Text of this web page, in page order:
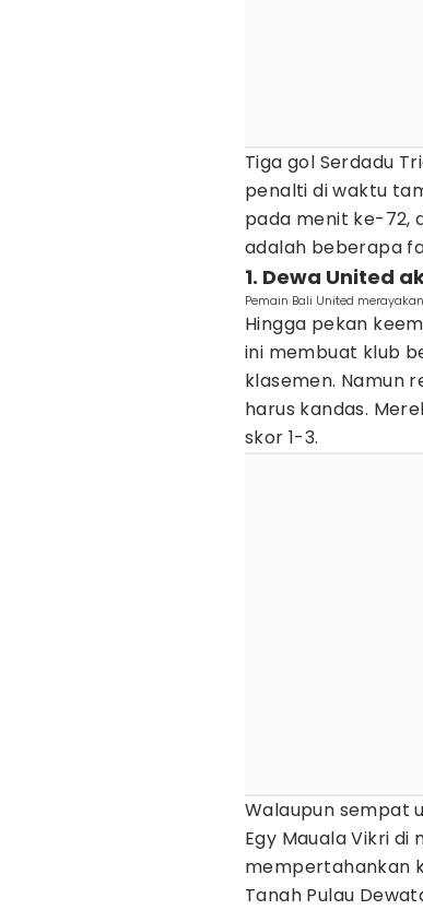
Tiga gol Serdadu
penalti di waktu
pada menit ke-72,
adalah beberapa
1. Dewa United
Pemain Bali United
Hingga pekan
ini membuat klub
klasemen. Namun
harus kandas.
skor 1-3.
Walaupun sempat
Egy Mauala Vikri
mempertahankan
Tanah Pulau